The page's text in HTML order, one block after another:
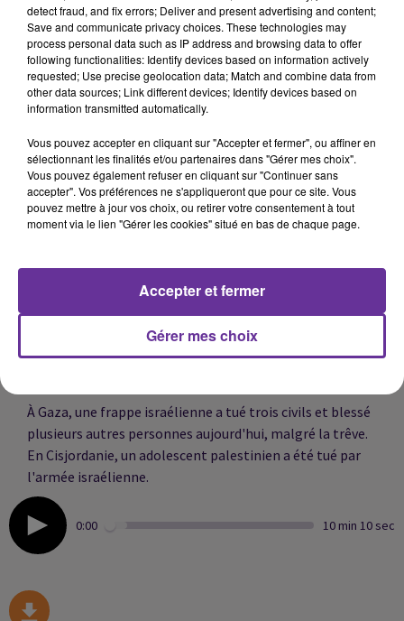
TROIS MORTS DANS UNE FRAPPE ISRAÉLIENNE
À GAZA
Par Nawal El-Hammouchi
Journal de 17H du 29 juin 2026
Les températures restent élevées, mais un peu plus
respirables en France. L'épisode caniculaire historique
prend fin dans une large partie du pays, mais la vigilance
L'Europe centrale et orientale est, elle, toujours en proie
à la canicule. Au moins 130 millions d'habitants
devraient connaître des températures supérieures à 35
À Gaza, une frappe israélienne a tué trois civils et blessé
plusieurs autres personnes aujourd'hui, malgré la trêve.
En Cisjordanie, un adolescent palestinien a été tué par
l'armée israélienne.
0:00 10 min 10 sec
detect fraud, and fix errors; Deliver and present advertising and content;
Save and communicate privacy choices. These technologies may
process personal data such as IP address and browsing data to offer
following functionalities: Identify devices based on information actively
requested; Use precise geolocation data; Match and combine data from
other data sources; Link different devices; Identify devices based on
information transmitted automatically.
Vous pouvez accepter en cliquant sur "Accepter et fermer", ou affiner en
sélectionnant les finalités et/ou partenaires dans "Gérer mes choix".
Vous pouvez également refuser en cliquant sur "Continuer sans
accepter". Vos préférences ne s'appliqueront que pour ce site. Vous
pouvez mettre à jour vos choix, ou retirer votre consentement à tout
moment via le lien "Gérer les cookies" situé en bas de chaque page.
Gérer mes choix
Accepter et fermer